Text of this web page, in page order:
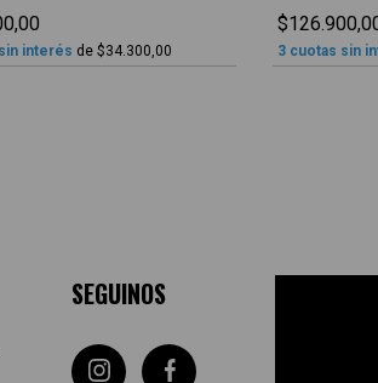
interés de $34.300,00 3 cuotas sin
SEGUINOS